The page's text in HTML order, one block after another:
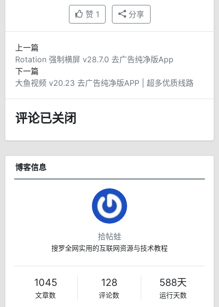
赞 1 分享
上一篇
Rotation 强制横屏 v28.7.0 去广告纯净版App
下一篇
大鱼视频 v20.23 去广告纯净版APP | 超多优质线路
评论已关闭
博客信息
拾帖蛙
搜罗全网实用的互联网资源与技术教程
1045
文章数
128
评论数
588天
运行天数